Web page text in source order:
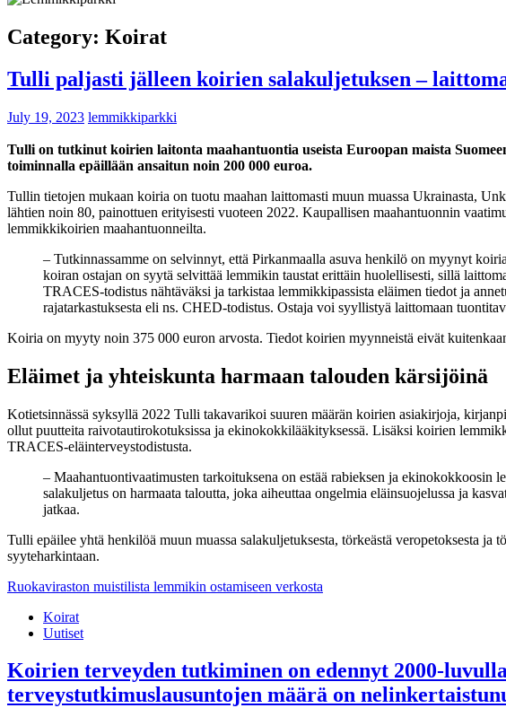
Category: Koirat
Tulli paljasti jälleen koirien salakuljetuksen –
July 19, 2023 lemmikkiparkki
Tulli on tutkinut koirien laitonta maahantuontia useista Euroopan maista
toiminnalla epäillään ansaitun noin 200 000 euroa.
Tullin tietojen mukaan koiria on tuotu maahan laittomasti muun muassa Ukrainasta,
lähtien noin 80, painottuen erityisesti vuoteen 2022. Kaupallisen maahantuonnin
lemmikkikoirien maahantuonneilta.
– Tutkinnassamme on selvinnyt, että Pirkanmaalla asuva henkilö on myynyt
koiran ostajan on syytä selvittää lemmikin taustat erittäin huolellisesti, sillä
TRACES-todistus nähtäväksi ja tarkistaa lemmikkipassista eläimen tiedot ja
rajatarkastuksesta eli ns. CHED-todistus. Ostaja voi syyllistyä laittomaan
Koiria on myyty noin 375 000 euron arvosta. Tiedot koirien myynneistä eivät
Eläimet ja yhteiskunta harmaan talouden kärsijöinä
Kotietsinnässä syksyllä 2022 Tulli takavarikoi suuren määrän koirien asiakirjoja,
ollut puutteita raivotautirokotuksissa ja ekinokokkilääkityksessä. Lisäksi koirien
TRACES-eläinterveystodistusta.
– Maahantuontivaatimusten tarkoituksena on estää rabieksen ja
salakuljetus on harmaata taloutta, joka aiheuttaa ongelmia eläinsuojelussa ja
jatkaa.
Tulli epäilee yhtä henkilöä muun muassa salakuljetuksesta, törkeästä veropetoksesta
syyteharkintaan.
Ruokaviraston muistilista lemmikin ostamiseen verkosta
Koirat
Uutiset
Koirien terveyden tutkiminen on edennyt 2000-
terveystutkimuslausuntojen määrä on